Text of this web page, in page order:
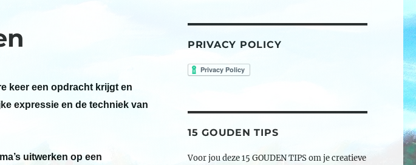
keer een opdracht krijgt en
expressie en de techniek van
uitwerken op een
PRIVACY POLICY
15 GOUDEN TIPS
Voor jou deze 15 GOUDEN TIPS om je creatieve